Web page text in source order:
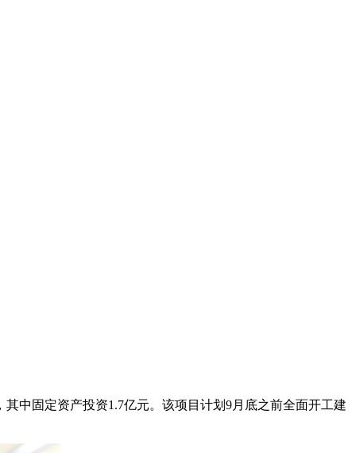
中固定资产投资1.7亿元。该项目计划9月底之前全面开工建